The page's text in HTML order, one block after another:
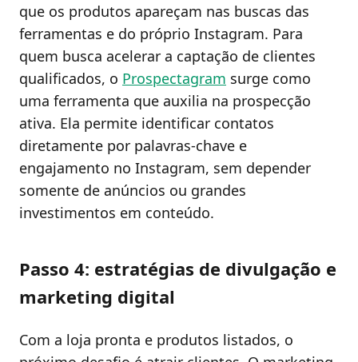
que os produtos apareçam nas buscas das
ferramentas e do próprio Instagram. Para
quem busca acelerar a captação de clientes
qualificados, o Prospectagram surge como
uma ferramenta que auxilia na prospecção
ativa. Ela permite identificar contatos
diretamente por palavras-chave e
engajamento no Instagram, sem depender
somente de anúncios ou grandes
investimentos em conteúdo.
Passo 4: estratégias de divulgação e
marketing digital
Com a loja pronta e produtos listados, o